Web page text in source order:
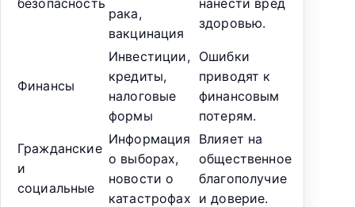
рака,
вакцинация
здоровью.
Финансы
Инвестиции,
кредиты,
налоговые
формы
Ошибки
приводят к
финансовым
потерям.
Гражданские
и
социальные
Информация
о выборах,
новости о
катастрофах
Влияет на
общественное
благополучие
и доверие.